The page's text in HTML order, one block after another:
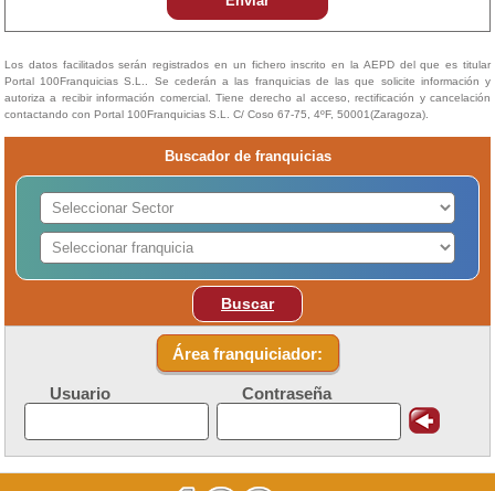
Los datos facilitados serán registrados en un fichero inscrito en la AEPD del que es titular
Portal 100Franquicias S.L.. Se cederán a las franquicias de las que solicite información y
autoriza a recibir información comercial. Tiene derecho al acceso, rectificación y cancelación
contactando con Portal 100Franquicias S.L. C/ Coso 67-75, 4ºF, 50001(Zaragoza).
Buscador de franquicias
Buscar
Área franquiciador:
Usuario Contraseña